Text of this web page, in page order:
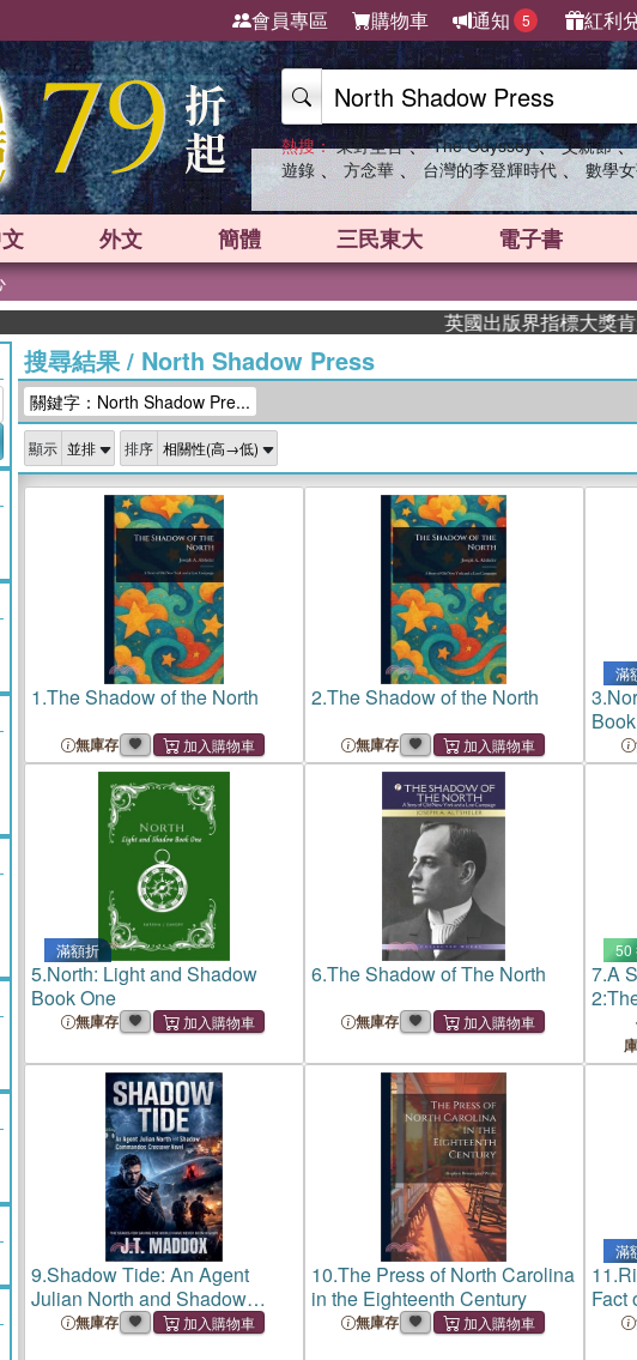
會員專區 購物車 通知 5 紅利
熱搜： 東野圭吾 、 The Odyssey 、 父親節 、
遊錄 、 方念華 、 台灣的李登輝時代 、 數學
外文 簡體 三民東大 電子書
英國出版界指標大獎肯定！
搜尋結果/ North Shadow Press
關鍵字：North Shadow Pre...
顯示 排序
1.The Shadow of the North
無庫存
2.The Shadow of the North
無庫存
滿
3.
滿額折
5.North: Light and Shadow
Book One
無庫存
6.The Shadow of The North
無庫存
50
7.A
9.Shadow Tide: An Agent
Julian North and Shadow
Commandos Crossover Novel
無庫存
10.The Press of North Carolina
in the Eighteenth Century
無庫存
滿
11.
Fact